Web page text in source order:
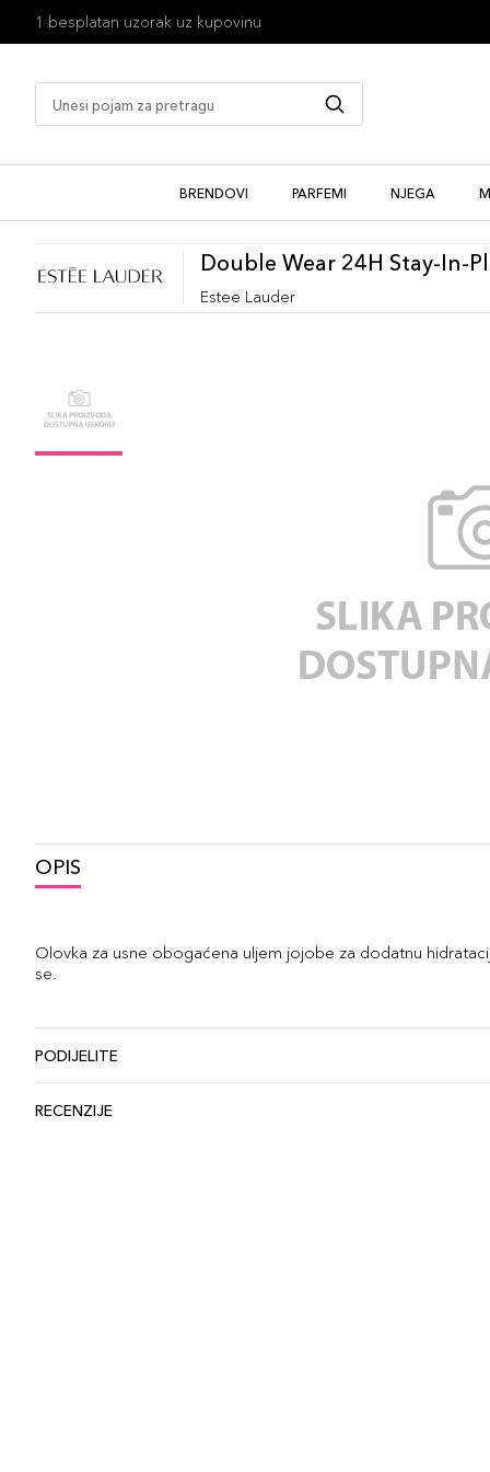
1 besplatan uzorak uz kupovinu
BRENDOVI PARFEMI NJEGA
Double Wear 24H Stay-In-
Estee Lauder
OPIS
Olovka za usne obogaćena uljem jojobe za dodatnu
se.
PODIJELITE
RECENZIJE